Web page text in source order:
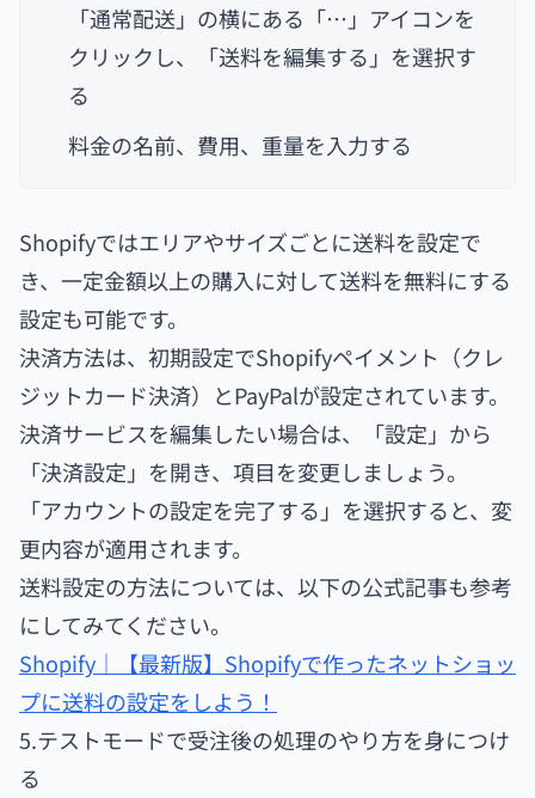
「通常配送」の横にある「…」アイコンを
クリックし、「送料を編集する」を選択す
る
料金の名前、費用、重量を入力する
Shopifyではエリアやサイズごとに送料を設定で
き、一定金額以上の購入に対して送料を無料にする
設定も可能です。
決済方法は、初期設定でShopifyペイメント（クレ
ジットカード決済）とPayPalが設定されています。
決済サービスを編集したい場合は、「設定」から
「決済設定」を開き、項目を変更しましょう。
「アカウントの設定を完了する」を選択すると、変
更内容が適用されます。
送料設定の方法については、以下の公式記事も参考
にしてみてください。
Shopify｜【最新版】Shopifyで作ったネットショッ
プに送料の設定をしよう！
5.テストモードで受注後の処理のやり方を身につけ
る